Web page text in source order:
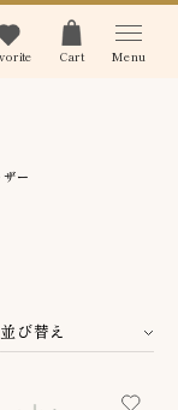
Cart Menu
ー
並び替え